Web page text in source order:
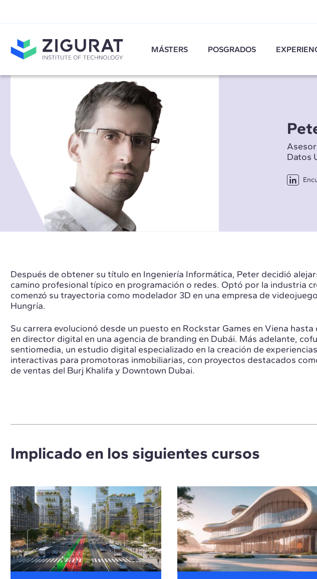
MÁSTERS POSGRADOS
Datos
Después de obtener su título en Ingeniería Informática, Peter decidió
camino profesional típico en programación o redes. Optó por la industria
comenzó su trayectoria como modelador 3D en una empresa de
Hungría.
Su carrera evolucionó desde un puesto en Rockstar Games en Viena
en director digital en una agencia de branding en Dubái. Más adelante,
sentiomedia, un estudio digital especializado en la creación de experiencias
interactivas para promotoras inmobiliarias, con proyectos destacados
de ventas del Burj Khalifa y Downtown Dubai.
Implicado en los siguientes cursos